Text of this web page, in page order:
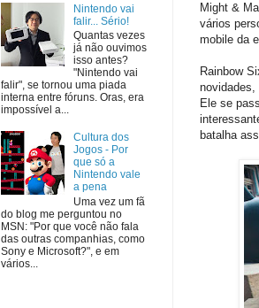
Might &
vários
mobile da
Rainbow
novidades,
Ele se
batalha
Nintendo vai
falir... Sério!
Quantas vezes
já não ouvimos
isso antes?
"Nintendo vai
falir", se tornou uma piada
interna entre fóruns. Oras, era
impossível a...
Cultura dos
Jogos - Por
que só a
Nintendo vale
a pena
Uma vez um fã
do blog me perguntou no
MSN: "Por que você não fala
das outras companhias, como
Sony e Microsoft?", e em
vários...